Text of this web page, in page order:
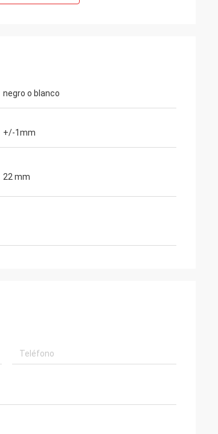
negro o blanco
+/-1mm
22 mm